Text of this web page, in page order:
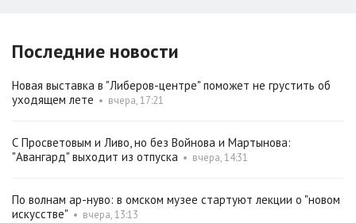
Последние новости
Новая выставка в "Либеров-центре" поможет не грустить об
уходящем лете • вчера, 17:21
С Просветовым и Ливо, но без Войнова и Мартынова:
"Авангард" выходит из отпуска • вчера, 14:31
По волнам ар-нуво: в омском музее стартуют лекции о "новом
искусстве" • вчера, 13:13